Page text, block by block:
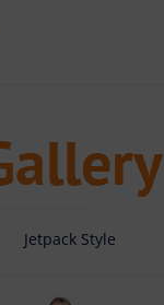
Jetpack Style